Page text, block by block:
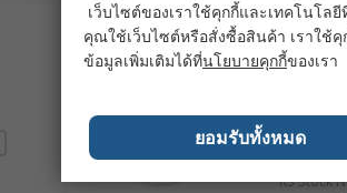
มีในส
OSLON
Array 3-
(4000K)
RS Stock
เว็บไซต์ของเราใช้คุกกี้และเทคโนโ
คุณใช้เว็บไซต์หรือสั่งซื้อสินค้า เราใช้
ข้อมูลเพิ่มเติมได้ที่นโยบายคุกกี้ของเรา
ยอมรับทั้งหมด